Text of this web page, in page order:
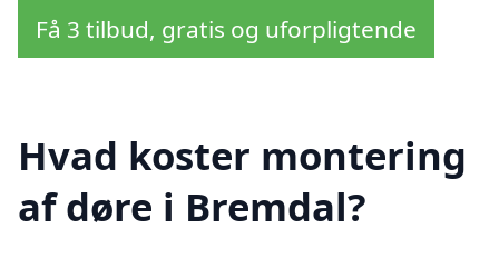
Få 3 tilbud, gratis og uforpligtende
Hvad koster montering
af døre i Bremdal?